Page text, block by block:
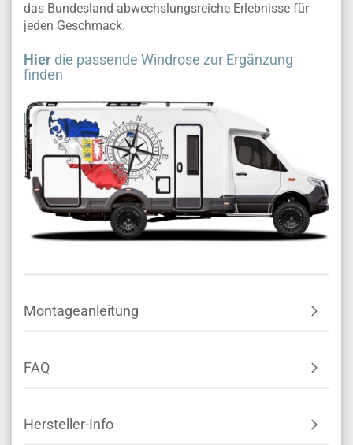
das Bundesland abwechslungsreiche Erlebnisse für
jeden Geschmack.
Hier die passende Windrose zur Ergänzung
finden
Montageanleitung
FAQ
Hersteller-Info